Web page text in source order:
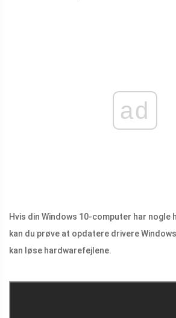
ad
Hvis din Windows 10-computer har nogle
kan du prøve at opdatere drivere
kan løse hardwarefejlene.